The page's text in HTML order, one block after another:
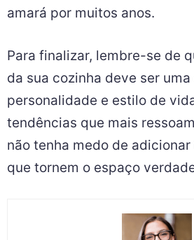
amará por muitos anos.
Para finalizar, lembre-se de
da sua cozinha deve ser
personalidade e estilo de
tendências que mais
não tenha medo de
que tornem o espaço